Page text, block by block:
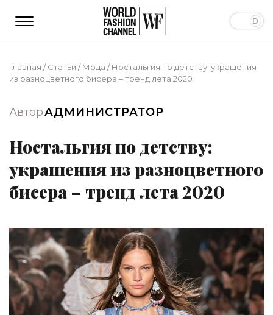
Главная /Статьи /Мода /Ностальгия по детству: украшения
из разноцветного бисера – тренд лета 2020
АвторАДМИНИСТРАТОР
Ностальгия по детству:
украшения из разноцветного
бисера – тренд лета 2020